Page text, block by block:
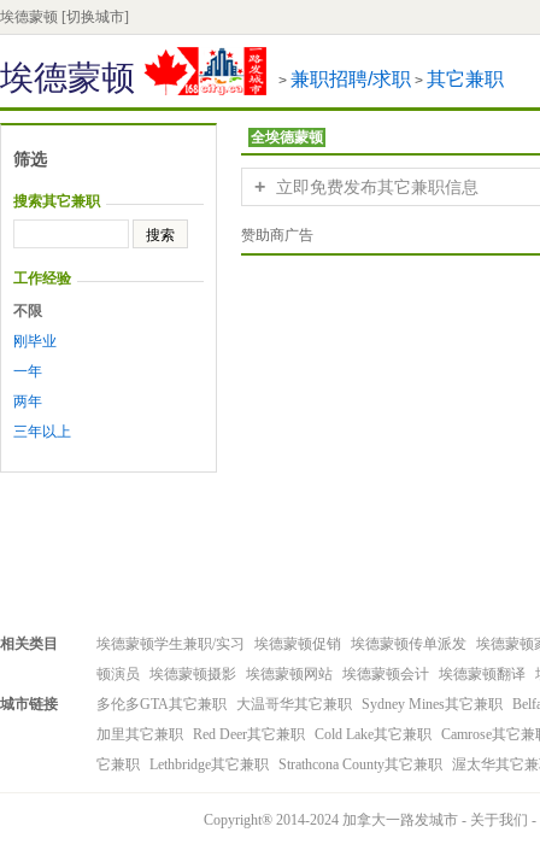
埃德蒙顿 [切换城市]
埃德蒙顿 > 兼职招聘/求职 > 其它兼职
筛选
搜索其它兼职
工作经验
不限
刚毕业
一年
两年
三年以上
全埃德蒙顿
+ 立即免费发布其它兼职信息
赞助商广告
相关类目 埃德蒙顿学生兼职/实习 埃德蒙顿促销 埃德蒙顿传单派发 埃德蒙顿
顿演员
埃德蒙顿摄影 埃德蒙顿网站 埃德蒙顿会计 埃德蒙顿翻译
城市链接
多伦多GTA其它兼职 大温哥华其它兼职 Sydney Mines其它兼职
加里其它兼职 Red Deer其它兼职 Cold Lake其它兼职 Camrose其它兼
它兼职 Lethbridge其它兼职 Strathcona County其它兼职 渥太华其它
Copyright® 2014-2024 加拿大一路发城市 - 关于我们 -